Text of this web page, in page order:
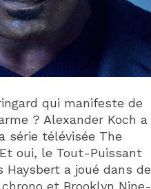
qui manifeste de
? Alexander Koch a
série télévisée The
oui, le Tout-Puissant
a joué dans de
et Brooklyn Nine-